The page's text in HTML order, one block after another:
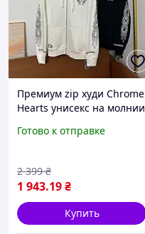
Премиум zip худи Chrome
Hearts унисекс на молнии
оригинальная кофта Хром
Hearts zip hoodie
Готово к отправке
1 943.19₴
2 399 ₴
Купить